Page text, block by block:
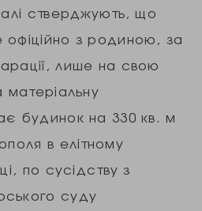
стверджують, що
з родиною, за
лише на свою
матеріальну
будинок на 330 кв. м
в елітному
по сусідству з
суду